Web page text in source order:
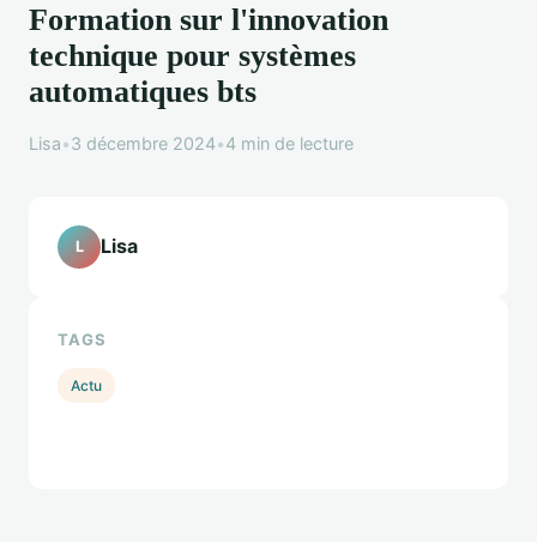
Formation sur l'innovation
technique pour systèmes
automatiques bts
Lisa•3 décembre 2024•4 min de lecture
L Lisa
TAGS
Actu